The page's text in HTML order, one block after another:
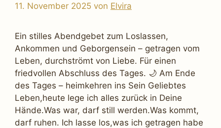
11. November 2025 von Elvira
Ein stilles Abendgebet zum Loslassen,
Ankommen und Geborgensein – getragen vom
Leben, durchströmt von Liebe. Für einen
friedvollen Abschluss des Tages. 🌙 Am Ende
des Tages – heimkehren ins Sein Geliebtes
Leben,heute lege ich alles zurück in Deine
Hände.Was war, darf still werden.Was kommt,
darf ruhen. Ich lasse los,was ich getragen habe